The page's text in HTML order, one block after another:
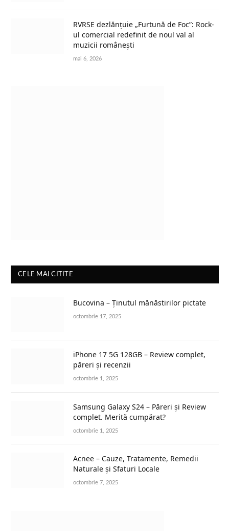
RVRSE dezlănțuie „Furtună de Foc”: Rock-
ul comercial redefinit de noul val al
muzicii românești
mai 6, 2026
CELE MAI CITITE
Bucovina – Ținutul mănăstirilor pictate
octombrie 17, 2025
iPhone 17 5G 128GB – Review complet,
păreri și recenzii
octombrie 1, 2025
Samsung Galaxy S24 – Păreri și Review
complet. Merită cumpărat?
octombrie 1, 2025
Acnee – Cauze, Tratamente, Remedii
Naturale și Sfaturi Locale
octombrie 7, 2025